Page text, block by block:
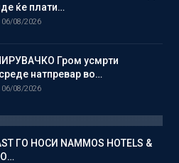
ќе плати…
06/08/2026
Гром усмрти
натпревар во…
06/08/2026
ГО НОСИ NAMMOS HOTELS &